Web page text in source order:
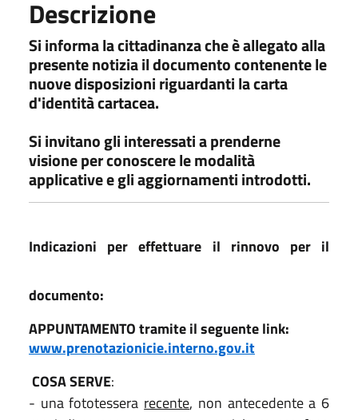
Descrizione
Si informa la cittadinanza che è allegato alla
presente notizia il documento contenente le
nuove disposizioni riguardanti la carta
d'identità cartacea.
Si invitano gli interessati a prenderne
visione per conoscere le modalità
applicative e gli aggiornamenti introdotti.
Indicazioni per effettuare il rinnovo per il
documento:
APPUNTAMENTO tramite il seguente link:
www.prenotazionicie.interno.gov.it
COSA SERVE:
- una fototessera recente, non antecedente a 6